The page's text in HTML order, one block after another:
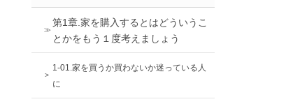
第1章.家を購入するとはどういうこ
とかをもう１度考えましょう
1-01.家を買うか買わないか迷っている人
に